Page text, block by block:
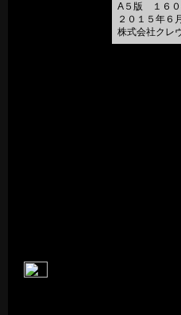
A５版 １６
２０１５年６
株式会社クレ